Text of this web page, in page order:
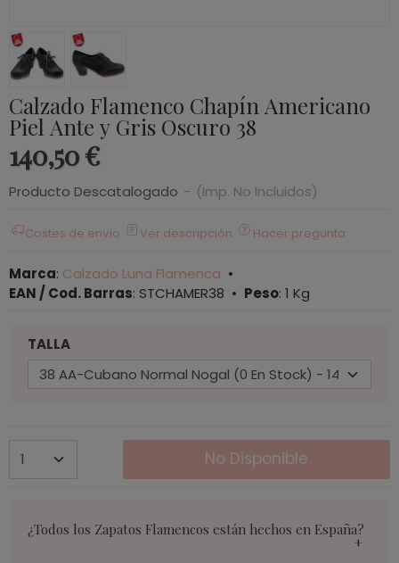
Calzado Flamenco Chapín Americano
Piel Ante y Gris Oscuro 38
140,50 €
Producto Descatalogado - (Imp. No Incluidos)
Costes de envío Ver descripción Hacer pregunta
Marca: Calzado Luna Flamenca •
EAN / Cod. Barras: STCHAMER38 • Peso: 1 Kg
TALLA
No Disponible
¿Todos los Zapatos Flamencos están hechos en España?